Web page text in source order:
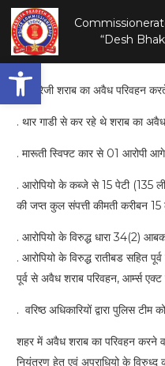
Open toolbar
“Desh
. अंग्रेजी शराब का अवैध परिवहन
. थार गाडी से कर रहे थे शराब का
. मारूती स्विफ्ट कार से 01 आरोपी
. आरोपियो के कब्जे से 15 पेटी (135
की जप्त कुल संपत्ती कीमती करीबन
. आरोपियो के विरुद्ध धारा 34(2)
. आरोपियो के विरुद्ध रातीबड सहित
पूर्व से अवैध शराब परिवहन, आर्म्स
. वरिष्ठ अधिकारियों द्वारा पुलिस
शहर में अवैध शराब का परिवहन करने
नियंत्रण हेतु एवं अपराधियो के विरुध्द